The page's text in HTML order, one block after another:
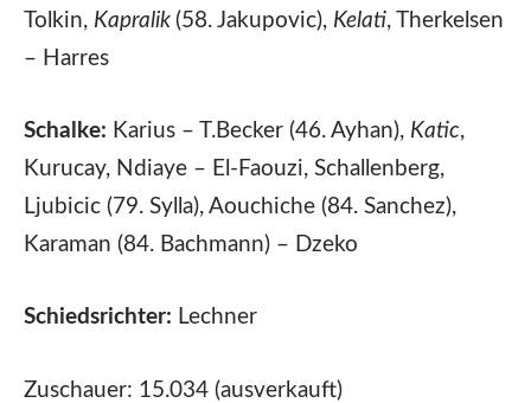
Tolkin, Kapralik (58. Jakupovic), Kelati, Therkelsen
– Harres
Schalke: Karius – T.Becker (46. Ayhan), Katic,
Kurucay, Ndiaye – El-Faouzi, Schallenberg,
Ljubicic (79. Sylla), Aouchiche (84. Sanchez),
Karaman (84. Bachmann) – Dzeko
Schiedsrichter: Lechner
Zuschauer: 15.034 (ausverkauft)